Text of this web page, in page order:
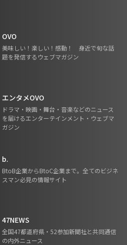
OVO
美味しい！楽しい！感動！ 身近で旬な話
題を発信するウェブマガジン
エンタメOVO
ドラマ・映画・舞台・音楽などのニュース
を届けるエンターテインメント・ウェブマ
ガジン
b.
BtoB企業からBtoC企業まで。全てのビジネ
スマン必見の情報サイト
47NEWS
全国47都道府県・52参加新聞社と共同通信
の内外ニュース